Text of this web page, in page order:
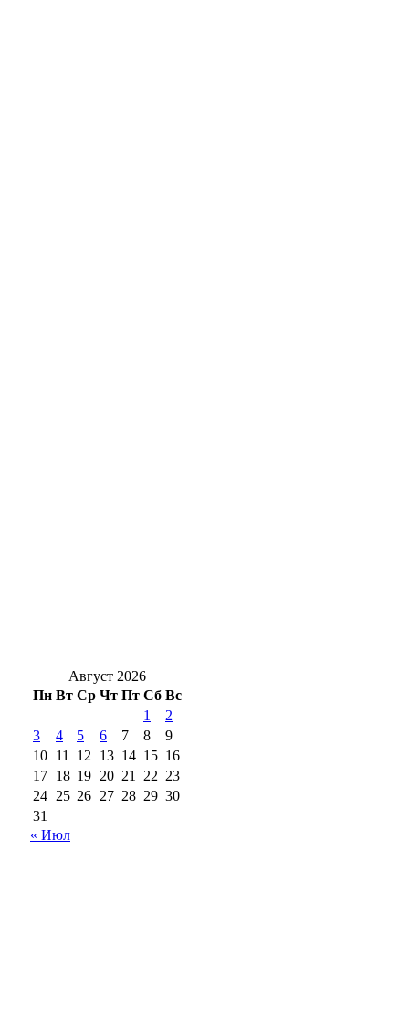
Август 2026
Пн Вт Ср Чт Пт Сб Вс
1
2
3
4 5 6 7 8
9
10 11 12 13 14 15 16
17 18 19 20 21 22 23
24 25 26 27 28 29 30
31
« Июл